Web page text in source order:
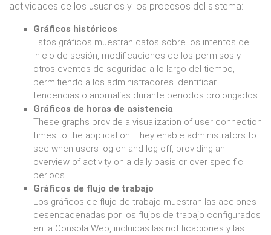
actividades de los usuarios y los procesos del sistema:
Gráficos históricos
Estos gráficos muestran datos sobre los intentos de
inicio de sesión, modificaciones de los permisos y
otros eventos de seguridad a lo largo del tiempo,
permitiendo a los administradores identificar
tendencias o anomalías durante periodos prolongados.
Gráficos de horas de asistencia
These graphs provide a visualization of user connection
times to the application. They enable administrators to
see when users log on and log off, providing an
overview of activity on a daily basis or over specific
periods.
Gráficos de flujo de trabajo
Los gráficos de flujo de trabajo muestran las acciones
desencadenadas por los flujos de trabajo configurados
en la Consola Web, incluidas las notificaciones y las